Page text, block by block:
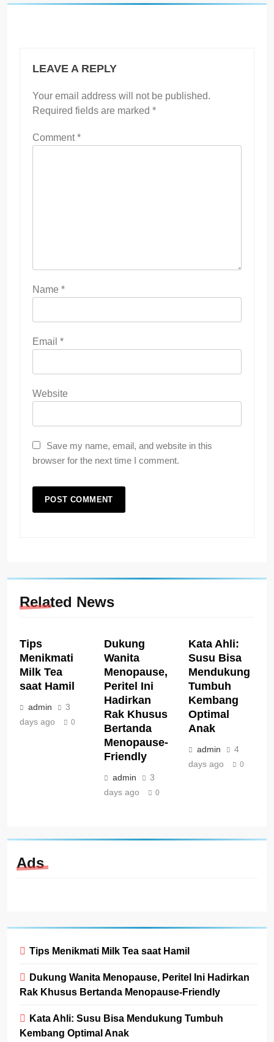
LEAVE A REPLY
Your email address will not be published.
Required fields are marked *
Comment*
Name *
Email *
Website
Save my name, email, and website in this
browser for the next time I comment.
Related News
Tips
Menikmati
Milk Tea
saat Hamil
admin
3
days ago
0
Dukung
Wanita
Menopause,
Peritel Ini
Hadirkan
Rak Khusus
Bertanda
Menopause-
Friendly
admin
3
days ago
0
Kata Ahli:
Susu Bisa
Mendukung
Tumbuh
Kembang
Optimal
Anak
admin
4
days ago
0
Ads
Tips Menikmati Milk Tea saat Hamil
Dukung Wanita Menopause, Peritel Ini Hadirkan
Rak Khusus Bertanda Menopause-Friendly
Kata Ahli: Susu Bisa Mendukung Tumbuh
Kembang Optimal Anak